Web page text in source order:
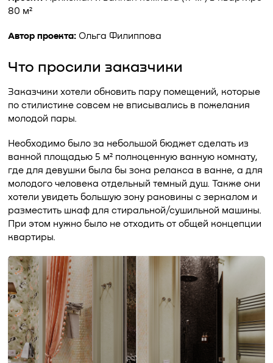
80 м²
Автор проекта: Ольга Филиппова
Что просили заказчики
Заказчики хотели обновить пару помещений, которые
по стилистике совсем не вписывались в пожелания
молодой пары.
Необходимо было за небольшой бюджет сделать из
ванной площадью 5 м² полноценную ванную комнату,
где для девушки была бы зона релакса в ванне, а для
молодого человека отдельный темный душ. Также они
хотели увидеть большую зону раковины с зеркалом и
разместить шкаф для стиральной/сушильной машины.
При этом нужно было не отходить от общей концепции
квартиры.